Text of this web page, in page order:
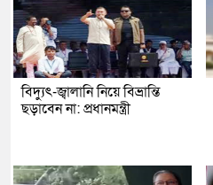
বিদ্যুৎ-জ্বালানি নিয়ে বিভ্রান্তি
ছড়াবেন না: প্রধানমন্ত্রী